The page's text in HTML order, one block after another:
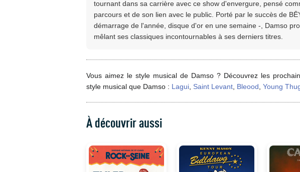
tournant dans sa carrière avec ce show d'envergure, pensé
parcours et de son lien avec le public. Porté par le succès de
démarrage de l'année, disque d'or en une semaine -, Damso
mêlant ses classiques incontournables à ses derniers titres.
Vous aimez le style musical de Damso ? Découvrez les
style musical que Damso : Lagui Saint Levant Bleood Young
À découvrir aussi